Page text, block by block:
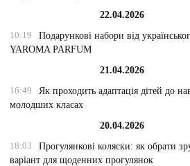
22.04.2026
10:19
Подарункові набори від
YAROMA PARFUM
21.04.2026
16:49
Як проходить адаптація дітей до
молодших класах
20.04.2026
18:03
Прогулянкові коляски: як обрати
варіант для щоденних прогулянок